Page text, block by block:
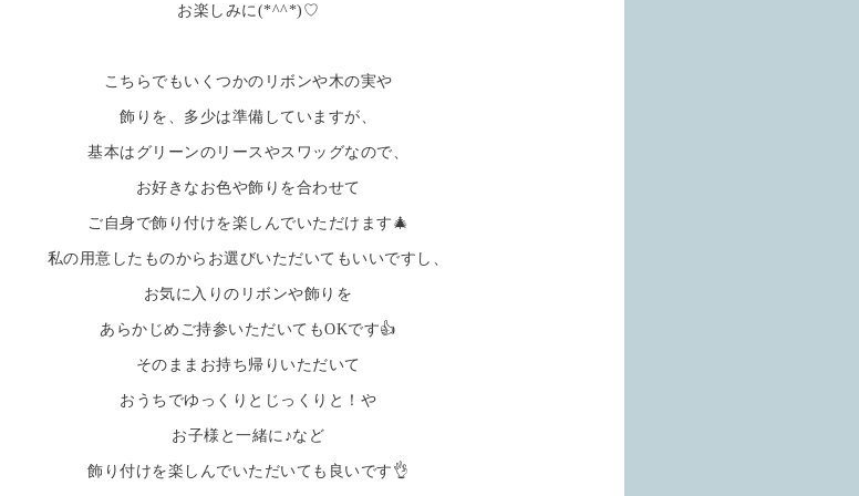
お楽しみに(*^^*)♡
こちらでもいくつかのリボンや木の実や
飾りを、多少は準備していますが、
基本はグリーンのリースやスワッグなので、
お好きなお色や飾りを合わせて
ご自身で飾り付けを楽しんでいただけます🎄
私の用意したものからお選びいただいてもいいですし、
お気に入りのリボンや飾りを
あらかじめご持参いただいてもOKです👍
そのままお持ち帰りいただいて
おうちでゆっくりとじっくりと！や
お子様と一緒に♪など
飾り付けを楽しんでいただいても良いです👌